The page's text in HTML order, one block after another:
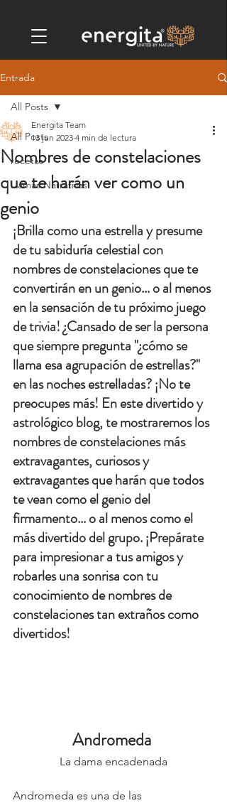
Entrada
All Posts
recetas
Llamas Narrativas
All Posts
Nombres de constelaciones
que te harán ver como un
genio
Energita Team
13 jun 2023 4 min de lectura
¡Brilla como una estrella y presume
de tu sabiduría celestial con
nombres de constelaciones que te
convertirán en un genio... o al menos
en la sensación de tu próximo juego
de trivia! ¿Cansado de ser la persona
que siempre pregunta "¿cómo se
llama esa agrupación de estrellas?"
en las noches estrelladas? ¡No te
preocupes más! En este divertido y
astrológico blog, te mostraremos los
nombres de constelaciones más
extravagantes, curiosos y
extravagantes que harán que todos
te vean como el genio del
firmamento... o al menos como el
más divertido del grupo. ¡Prepárate
para impresionar a tus amigos y
robarles una sonrisa con tu
conocimiento de nombres de
constelaciones tan extraños como
divertidos!
Andromeda
La dama encadenada
Andromeda es una de las